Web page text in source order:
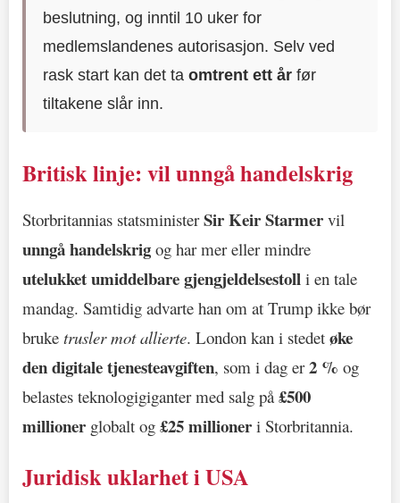
beslutning, og inntil 10 uker for
medlemslandenes autorisasjon. Selv ved
rask start kan det taomtrent ett år før
tiltakene slår inn.
Britisk linje: vil unngå handelskrig
Storbritannias statsministerSir Keir Starmer vil
unngå handelskrig og har mer eller mindre
utelukket umiddelbare gjengjeldelsestoll i en tale
mandag. Samtidig advarte han om at Trump ikke bør
bruke trusler mot allierte. London kan i stedet øke
den digitale tjenesteavgiften, som i dag er2 % og
belastes teknologigiganter med salg på£500
millioner globalt og £25 millioner i Storbritannia.
Juridisk uklarhet i USA